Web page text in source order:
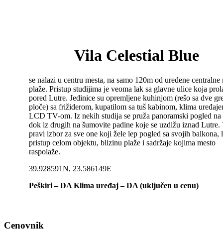
Vila Celestial Blue
se nalazi u centru mesta, na samo 120m od uređene centralne
plaže. Pristup studijima je veoma lak sa glavne ulice koja
pored Lutre. Jedinice su opremljene kuhinjom (rešo sa dve
ploče) sa frižiderom, kupatilom sa tuš kabinom, klima
LCD TV-om. Iz nekih studija se pruža panoramski pogled na
dok iz drugih na šumovite padine koje se uzdižu iznad Lutre.
pravi izbor za sve one koji žele lep pogled sa svojih balkona,
pristup celom objektu, blizinu plaže i sadržaje kojima mesto
raspolaže.
39.928591N, 23.586149E
Peškiri – DA Klima uređaj – DA (uključen u cenu)
Cenovnik